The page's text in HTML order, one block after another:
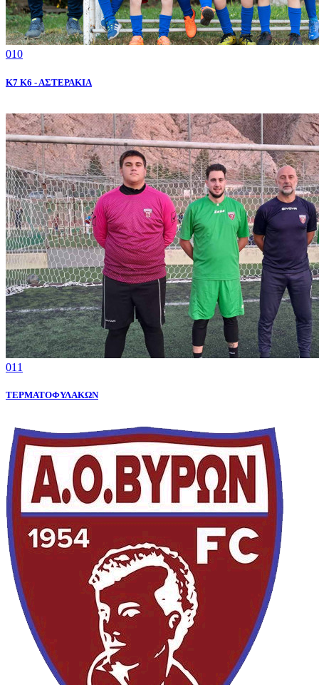
010
K7 Κ6 - ΑΣΤΕΡΑΚΙΑ
011
ΤΕΡΜΑΤΟΦΥΛΑΚΩΝ